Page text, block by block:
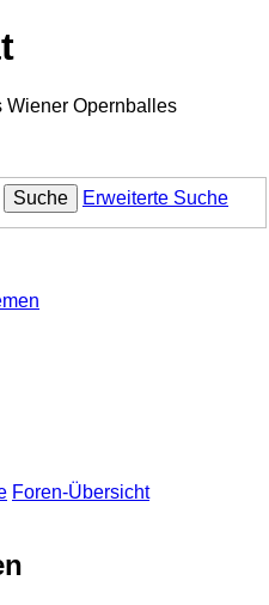
Wiener Opernballes
Suche Erweiterte Suche
Foren-Übersicht